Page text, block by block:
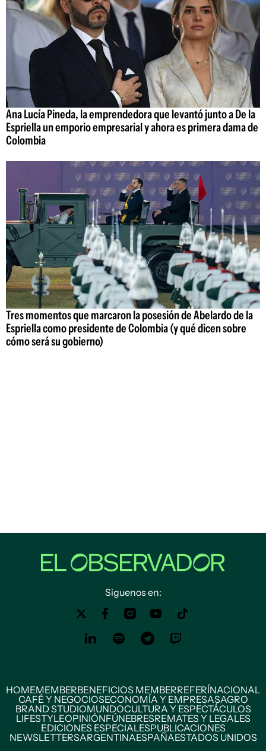
Ana Lucía Pineda, la emprendedora que levantó junto a De la
Espriella un emporio empresarial y ahora es primera dama de
Colombia
Tres momentos que marcaron la posesión de Abelardo de la
Espriella como presidente de Colombia (y qué dicen sobre
cómo será su gobierno)
Siguenos en:
HOMEMEMBERBENEFICIOS MEMBERREFERÍNACIONAL
CAFÉ Y NEGOCIOSECONOMÍA Y EMPRESASAGRO
BRAND STUDIOMUNDOCULTURA Y ESPECTÁCULOS
LIFESTYLEOPINIÓNFÚNEBRESREMATES Y LEGALES
EDICIONES ESPECIALESPUBLICACIONES
NEWSLETTERSARGENTINAESPAÑAESTADOS UNIDOS